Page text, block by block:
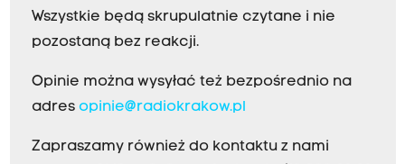
Wszystkie będą skrupulatnie czytane i nie
pozostaną bez reakcji.
Opinie można wysyłać też bezpośrednio na
adres opinie@radiokrakow.pl
Zapraszamy również do kontaktu z nami